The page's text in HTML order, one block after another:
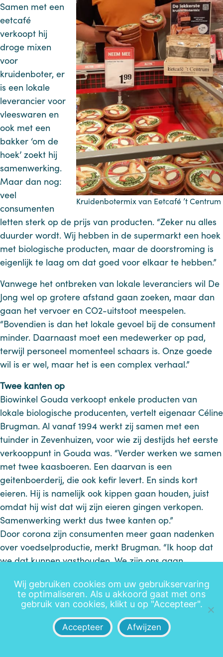
Kruidenbotermix van Eetcafé ’t Centrum
Samen met een
eetcafé
verkoopt hij
droge mixen
voor
kruidenboter, er
is een lokale
leverancier voor
vleeswaren en
ook met een
bakker ‘om de
hoek’ zoekt hij
samenwerking.
Maar dan nog:
veel
consumenten
letten sterk op de prijs van producten. “Zeker nu alles
duurder wordt. Wij hebben in de supermarkt een hoek
met biologische producten, maar de doorstroming is
eigenlijk te laag om dat goed voor elkaar te hebben.”
Vanwege het ontbreken van lokale leveranciers wil De
Jong wel op grotere afstand gaan zoeken, maar dan
gaan het vervoer en CO2-uitstoot meespelen.
“Bovendien is dan het lokale gevoel bij de consument
minder. Daarnaast moet een medewerker op pad,
terwijl personeel momenteel schaars is. Onze goede
wil is er wel, maar het is een complex verhaal.”
Twee kanten op
Biowinkel Gouda verkoopt enkele producten van
lokale biologische producenten, vertelt eigenaar Céline
Brugman. Al vanaf 1994 werkt zij samen met een
tuinder in Zevenhuizen, voor wie zij destijds het eerste
verkooppunt in Gouda was. “Verder werken we samen
met twee kaasboeren. Een daarvan is een
geitenboerderij, die ook kefir levert. En sinds kort
eieren. Hij is namelijk ook kippen gaan houden, juist
omdat hij wist dat wij zijn eieren gingen verkopen.
Samenwerking werkt dus twee kanten op.”
Door corona zijn consumenten meer gaan nadenken
over voedselproductie, merkt Brugman. “Ik hoop dat
we dat kunnen vasthouden. We zijn ons gaan
slepen. Wij verkopen zo’n zesduizend biologische
producten, met voorkeur voor seizoensproducten van
Hollandse bodem. Biologische groothandels kopen
weliswaar ook buitenlandse producten, maar wel met
zo klein mogelijke voetafdruk.”
Wij gebruiken cookies om uw gebruikservaring
te optimaliseren. Als u akkoord gaat met ons
gebruik van cookies, klikt u op "Accepteer".
Accepteer Afwijzen